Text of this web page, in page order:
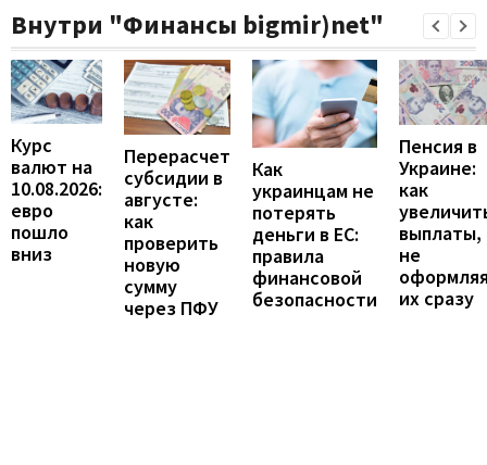
Внутри "Финансы bigmir)net"
Курс
валют на
10.08.2026:
евро
пошло
вниз
Перерасчет
субсидии в
августе:
как
проверить
новую
сумму
через ПФУ
Как
украинцам не
потерять
деньги в ЕС:
правила
финансовой
безопасности
Пенсия в
Украине:
как
выплаты,
не
их сразу